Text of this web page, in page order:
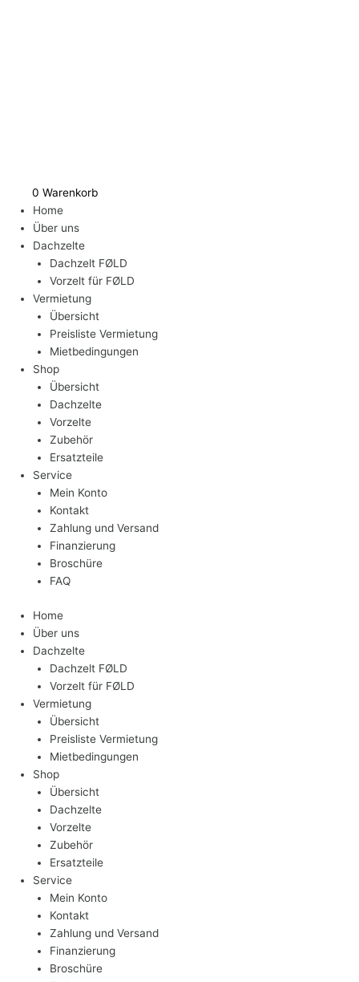
0 Warenkorb
Home
Über uns
Dachzelte
Dachzelt FØLD
Vorzelt für FØLD
Vermietung
Übersicht
Preisliste Vermietung
Mietbedingungen
Shop
Übersicht
Dachzelte
Vorzelte
Zubehör
Ersatzteile
Service
Mein Konto
Kontakt
Zahlung und Versand
Finanzierung
Broschüre
FAQ
Home
Über uns
Dachzelte
Dachzelt FØLD
Vorzelt für FØLD
Vermietung
Übersicht
Preisliste Vermietung
Mietbedingungen
Shop
Übersicht
Dachzelte
Vorzelte
Zubehör
Ersatzteile
Service
Mein Konto
Kontakt
Zahlung und Versand
Finanzierung
Broschüre